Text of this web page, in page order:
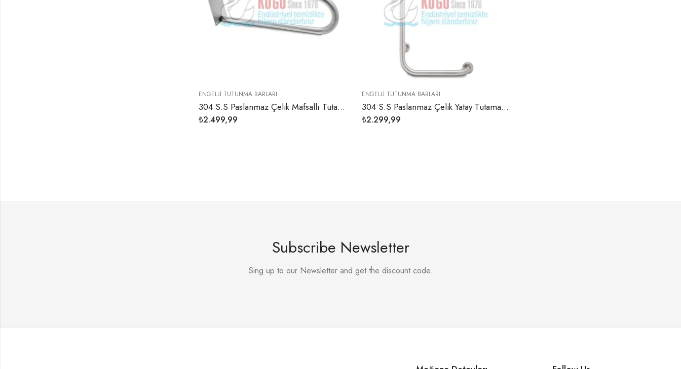
ENGELLI TUTUNMA BARLARI
304 S.S Paslanmaz Çelik Mafsallı Tutamak Tutunma Barı
₺2.499,99
ENGELLI TUTUNMA BARLARI
304 S.S Paslanmaz Çelik Yatay Tutamak Tutunma Barı
₺2.299,99
Subscribe Newsletter
Sing up to our Newsletter and get the discount code.